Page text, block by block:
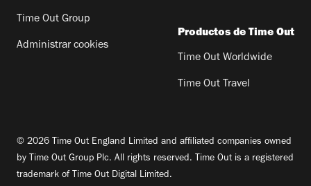
Time Out Group
Administrar cookies
Productos de Time Out
Time Out Worldwide
Time Out Travel
© 2026 Time Out England Limited and affiliated companies owned
by Time Out Group Plc. All rights reserved. Time Out is a registered
trademark of Time Out Digital Limited.